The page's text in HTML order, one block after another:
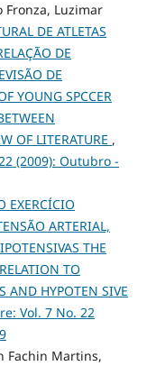
Fronza, Luzimar
DE ATLETAS
DE
DE
YOUNG SPCCER
OF LITERATURE ,
(2009): Outubro -
EXERCÍCIO
ARTERIAL,
THE
TO
AND HYPOTEN SIVE
Vol. 7 No. 22
Fachin Martins,